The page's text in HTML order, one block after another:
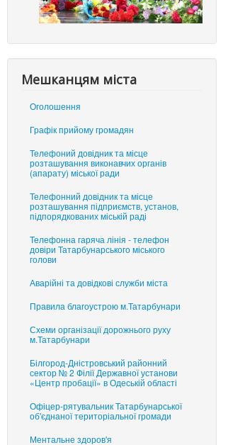
Мешканцям міста
Оголошення
Графік прийому громадян
Телефоний довідник та місце
розташування виконавчих органів
(апарату) міської ради
Телефонний довідник та місце
розташування підприємств, установ,
підпорядкованих міській раді
Телефонна гаряча лінія - телефон
довіри Татарбунарського міського
голови
Аварійні та довідкові служби міста
Правила благоустрою м.Татарбунари
Схеми організації дорожнього руху
м.Татарбунари
Білгород-Дністровський районний
сектор № 2 Філії Державної установи
«Центр пробації» в Одеській області
Офіцер-рятувальник Татарбунарської
об'єднаної територіальної громади
Ментальне здоров'я